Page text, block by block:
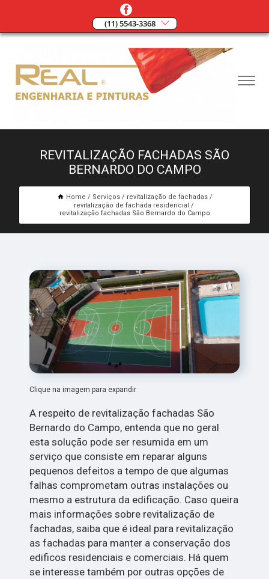
(11) 5543-3368
REVITALIZAÇÃO FACHADAS SÃO
BERNARDO DO CAMPO
Home Serviços
revitalização de fachadas
revitalização de fachada residencial
revitalização fachadas São Bernardo do Campo
Clique na imagem para expandir
A respeito de revitalização fachadas São
Bernardo do Campo, entenda que no geral
esta solução pode ser resumida em um
serviço que consiste em reparar alguns
pequenos defeitos a tempo de que algumas
falhas comprometam outras instalações ou
mesmo a estrutura da edificação. Caso queira
mais informações sobre revitalização de
fachadas, saiba que é ideal para revitalização
as fachadas para manter a conservação dos
edificos residenciais e comerciais. Há quem
se interesse também por outras opções de